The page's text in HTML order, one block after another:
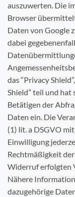
auszuwerten. Die
Browser
Daten von Google
dabei
das “Privacy
Shield” teil und
Betätigen der
Daten ein. Die
(1) lit. a DSGVO
Einwilligung
Rechtmäßigkeit
Widerruf erfolgten
Nähere
dazugehörige